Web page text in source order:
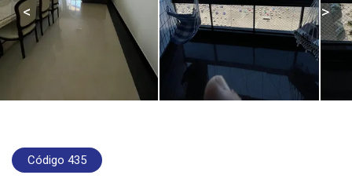
< >
Código 435